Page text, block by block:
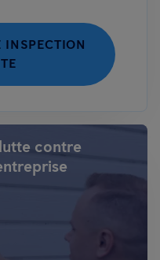
INSPECTION
contre